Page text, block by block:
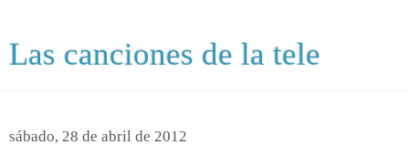
Las canciones de la tele
sábado, 28 de abril de 2012